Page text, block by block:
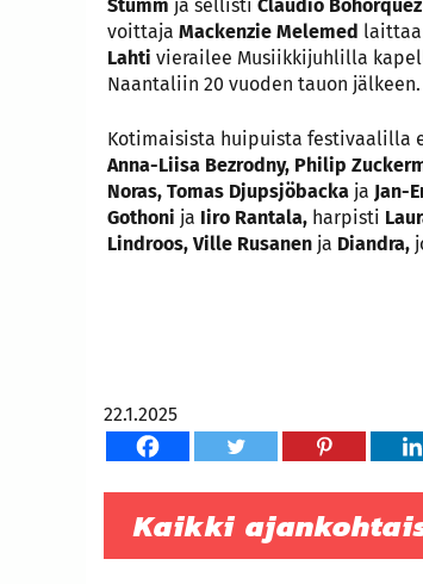
Stumm ja sellisti Claudio Bohorquez
voittaja Mackenzie Melemed laittaa
Lahti vierailee Musiikkijuhlilla
Naantaliin 20 vuoden tauon jälkeen.
Kotimaisista huipuista festivaalilla
Anna-Liisa Bezrodny, Philip
Noras, Tomas Djupsjöbacka ja Jan-
Gothoni ja Iiro Rantala, harpisti
Lindroos, Ville Rusanen ja Diandra,
22.1.2025
Kaikki